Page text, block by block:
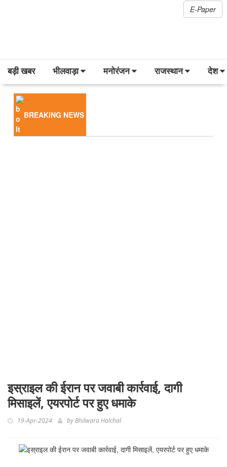
E-Paper
बड़ी खबर भीलवाड़ा मनोरंजन राजस्थान देश
BREAKING NEWS
इस्राइल की ईरान पर जवाबी कार्रवाई, दागी
मिसाइलें, एयरपोर्ट पर हुए धमाके
19-Apr-2024 byBhilwara Halchal